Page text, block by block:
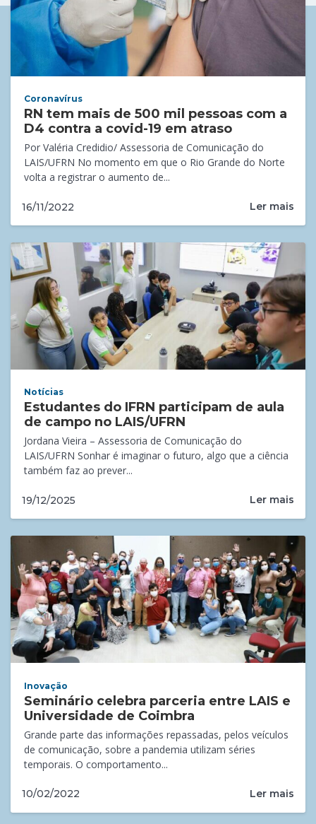
Coronavírus
RN tem mais de 500 mil pessoas com a
D4 contra a covid-19 em atraso
Por Valéria Credidio/ Assessoria de Comunicação do
LAIS/UFRN No momento em que o Rio Grande do Norte
volta a registrar o aumento de...
16/11/2022 Ler mais
Notícias
Estudantes do IFRN participam de aula
de campo no LAIS/UFRN
Jordana Vieira – Assessoria de Comunicação do
LAIS/UFRN Sonhar é imaginar o futuro, algo que a ciência
também faz ao prever...
19/12/2025 Ler mais
Inovação
Seminário celebra parceria entre LAIS e
Universidade de Coimbra
Grande parte das informações repassadas, pelos veículos
de comunicação, sobre a pandemia utilizam séries
temporais. O comportamento...
10/02/2022 Ler mais